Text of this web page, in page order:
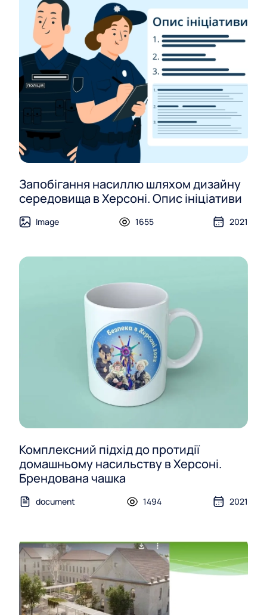
Запобігання насиллю шляхом дизайну
середовища в Херсоні. Опис ініціативи
Image 1655 2021
Комплексний підхід до протидії
домашньому насильству в Херсоні.
Брендована чашка
document 1494 2021